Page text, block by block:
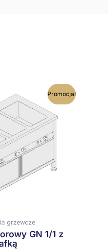
Promocja!
grzewcze
GN 1/1 z
produkt
ma
wiele
wariantów.
Opcje
można
na
stronie